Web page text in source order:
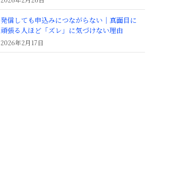
発信しても申込みにつながらない｜真面目に
頑張る人ほど「ズレ」に気づけない理由
2026年2月17日